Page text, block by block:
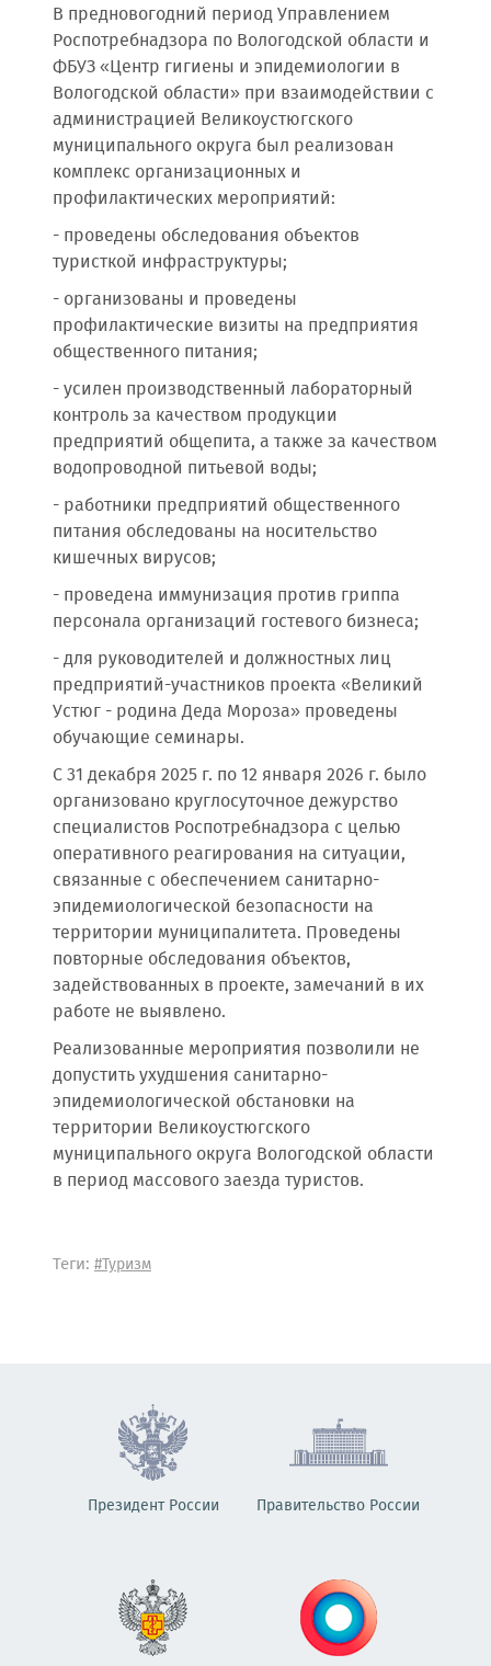
В предновогодний период Управлением
Роспотребнадзора по Вологодской области и
ФБУЗ «Центр гигиены и эпидемиологии в
Вологодской области» при взаимодействии с
администрацией Великоустюгского
муниципального округа был реализован
комплекс организационных и
профилактических мероприятий:
- проведены обследования объектов
туристкой инфраструктуры;
- организованы и проведены
профилактические визиты на предприятия
общественного питания;
- усилен производственный лабораторный
контроль за качеством продукции
предприятий общепита, а также за качеством
водопроводной питьевой воды;
- работники предприятий общественного
питания обследованы на носительство
кишечных вирусов;
- проведена иммунизация против гриппа
персонала организаций гостевого бизнеса;
- для руководителей и должностных лиц
предприятий-участников проекта «Великий
Устюг - родина Деда Мороза» проведены
обучающие семинары.
С 31 декабря 2025 г. по 12 января 2026 г. было
организовано круглосуточное дежурство
специалистов Роспотребнадзора с целью
оперативного реагирования на ситуации,
связанные с обеспечением санитарно-
эпидемиологической безопасности на
территории муниципалитета. Проведены
повторные обследования объектов,
задействованных в проекте, замечаний в их
работе не выявлено.
Реализованные мероприятия позволили не
допустить ухудшения санитарно-
эпидемиологической обстановки на
территории Великоустюгского
муниципального округа Вологодской области
в период массового заезда туристов.
Теги: #Туризм
Президент России Правительство России